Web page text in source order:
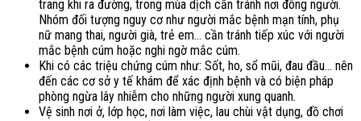
trang khi ra đường, trong mùa dịch cần tránh nơi đông người.
Nhóm đối tượng nguy cơ như người mắc bệnh mạn tính, phụ
nữ mang thai, người già, trẻ em… cần tránh tiếp xúc với người
mắc bệnh cúm hoặc nghi ngờ mắc cúm.
Khi có các triệu chứng cúm như: Sốt, ho, sổ mũi, đau đầu… nên
đến các cơ sở y tế khám để xác định bệnh và có biện pháp
phòng ngừa lây nhiễm cho những người xung quanh.
Vệ sinh nơi ở, lớp học, nơi làm việc, lau chùi vật dụng, đồ chơi